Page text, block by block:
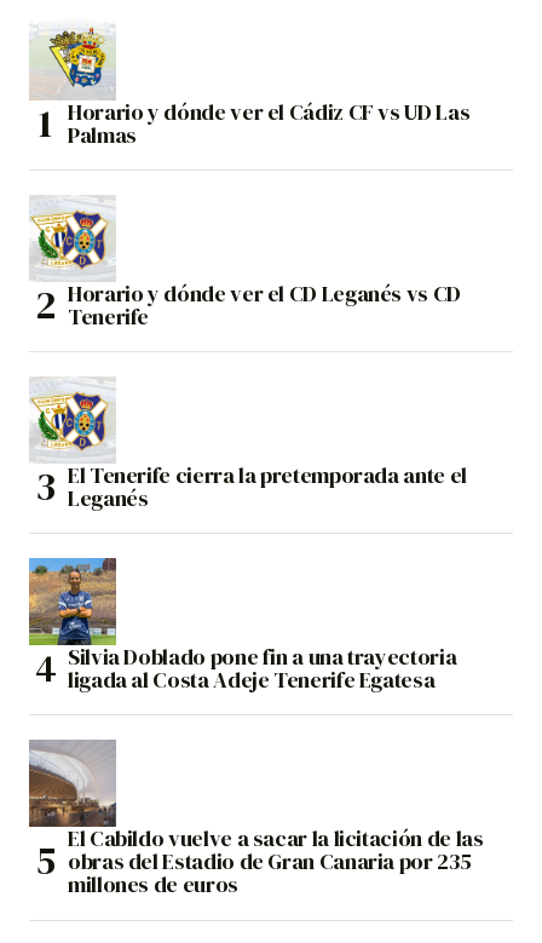
Horario y dónde ver el Cádiz CF vs UD Las
Palmas
Horario y dónde ver el CD Leganés vs CD
Tenerife
El Tenerife cierra la pretemporada ante el
Leganés
Silvia Doblado pone fin a una trayectoria
ligada al Costa Adeje Tenerife Egatesa
El Cabildo vuelve a sacar la licitación de las
obras del Estadio de Gran Canaria por 235
millones de euros